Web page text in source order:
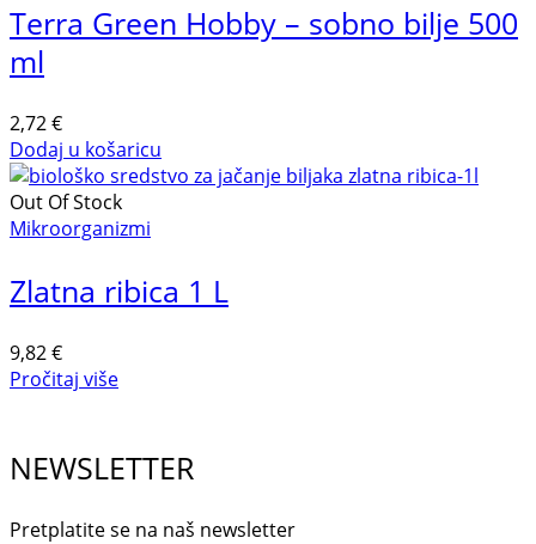
Terra Green Hobby – sobno bilje 500
ml
2,72€
Dodaj u košaricu
Out Of Stock
Mikroorganizmi
Zlatna ribica 1 L
9,82€
Pročitaj više
NEWSLETTER
Pretplatite se na naš newsletter